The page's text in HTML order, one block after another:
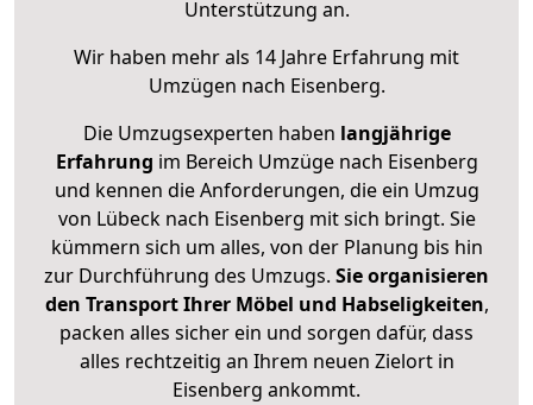
Unterstützung an.
Wir haben mehr als 14 Jahre Erfahrung mit
Umzügen nach Eisenberg.
Die Umzugsexperten haben langjährige
Erfahrung im Bereich Umzüge nach Eisenberg
und kennen die Anforderungen, die ein Umzug
von Lübeck nach Eisenberg mit sich bringt. Sie
kümmern sich um alles, von der Planung bis hin
zur Durchführung des Umzugs. Sie organisieren
den Transport Ihrer Möbel und Habseligkeiten,
packen alles sicher ein und sorgen dafür, dass
alles rechtzeitig an Ihrem neuen Zielort in
Eisenberg ankommt.